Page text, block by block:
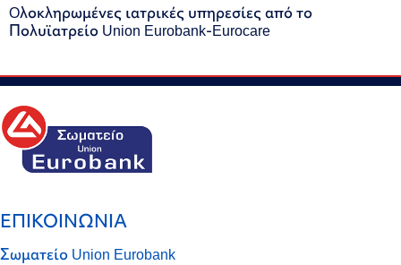
Oλοκληρωμένες ιατρικές υπηρεσίες από το
Πολυϊατρείο Union Eurobank-Eurocare
ΕΠΙΚΟΙΝΩΝΙΑ
Σωματείο Union Eurobank